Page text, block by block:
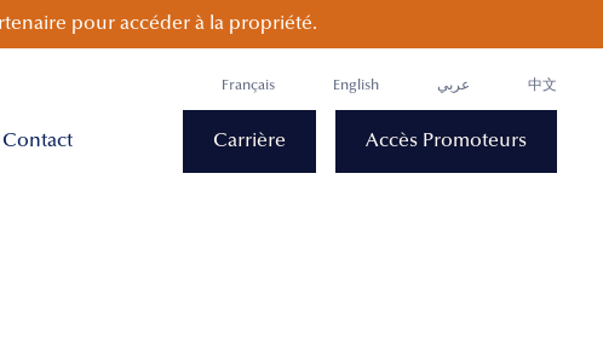
pour accéder à la propriété.
Français English عربي 中文
Contact Carrière Accès Promoteurs